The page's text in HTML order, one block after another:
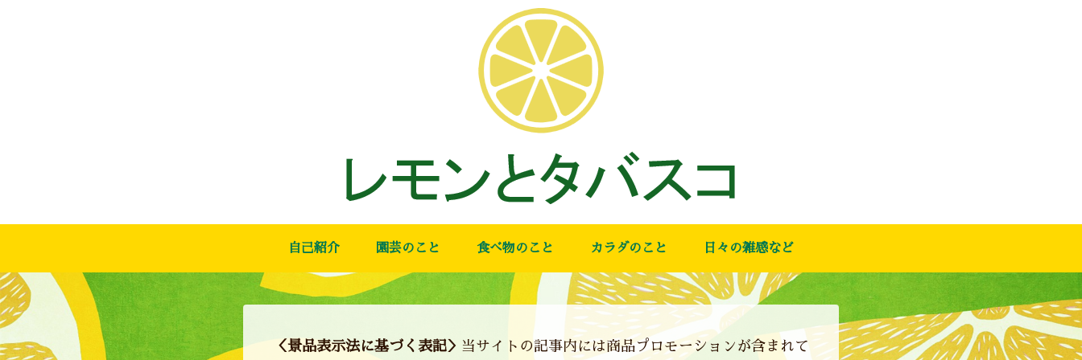
自己紹介 園芸のこと 食べ物のこと カラダのこと 日々の雑感など
＜景品表示法に基づく表記＞ 当サイトの記事内には商品プロモーションが含まれて